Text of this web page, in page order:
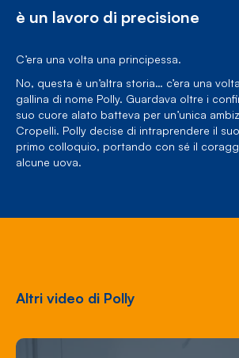
è un lavoro di precisione
C’era una volta una principessa.
No, questa è un’altra storia… c’era una
gallina di nome Polly. Guardava oltre i
suo cuore alato batteva per un’unica
Cropelli. Polly decise di intraprendere il
primo colloquio, portando con sé il
alcune uova.
Altri video di Polly